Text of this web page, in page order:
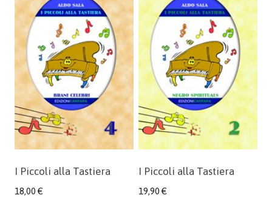
I Piccoli alla Tastiera
18,00 €
I Piccoli alla Tastiera
19,90 €